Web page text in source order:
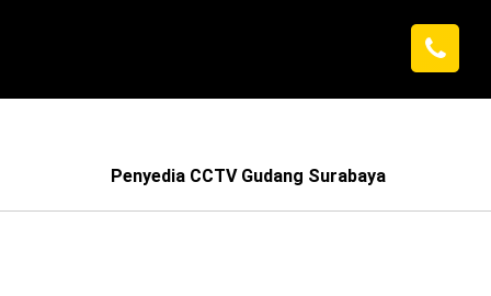
Penyedia CCTV Gudang Surabaya